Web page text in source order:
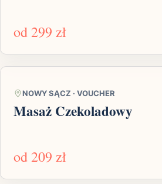
od 299 zł
NOWY SĄCZ · VOUCHER
Masaż Czekoladowy
od 209 zł